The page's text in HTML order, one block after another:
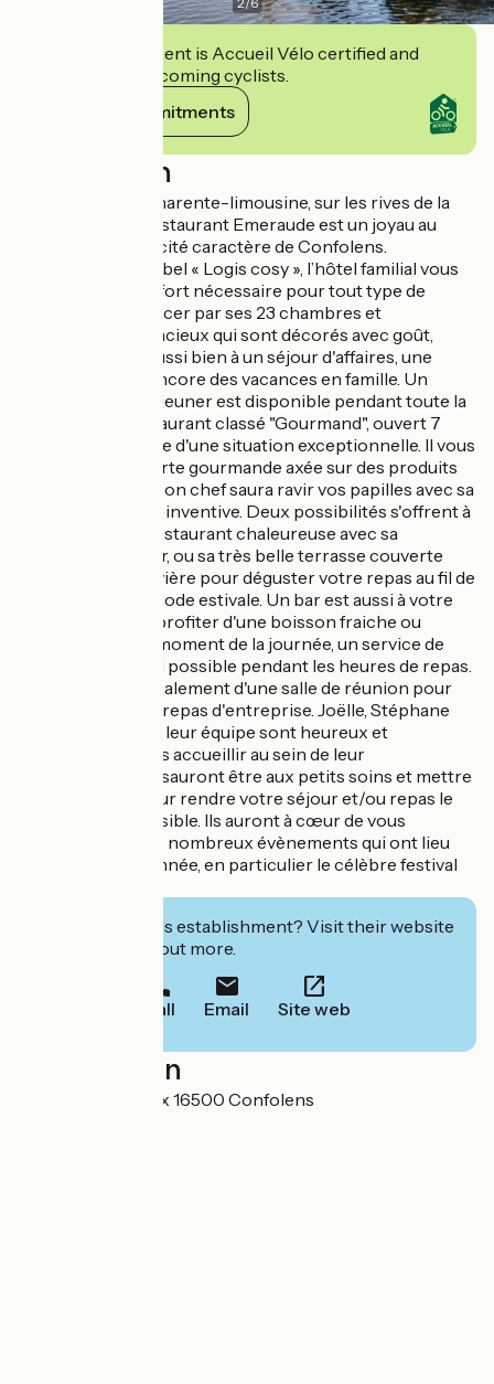
This establishment is Accueil Vélo certified and
commits to welcoming cyclists.
View its commitments
Description
Au centre de la Charente-limousine, sur les rives de la
Vienne, l'hôtel-restaurant Emeraude est un joyau au
cœur de la petite cité caractère de Confolens.
Appartenant au label « Logis cosy », l’hôtel familial vous
offrira tout le confort nécessaire pour tout type de
séjour. A commencer par ses 23 chambres et
appartements spacieux qui sont décorés avec goût,
convenant tout aussi bien à un séjour d'affaires, une
soirée étape ou encore des vacances en famille. Un
délicieux petit-déjeuner est disponible pendant toute la
matinée. Son restaurant classé "Gourmand", ouvert 7
jours sur 7, dispose d'une situation exceptionnelle. Il vous
proposera une carte gourmande axée sur des produits
frais de la région, son chef saura ravir vos papilles avec sa
cuisine raffinée et inventive. Deux possibilités s'offrent à
vous, sa salle de restaurant chaleureuse avec sa
cheminée en hiver, ou sa très belle terrasse couverte
surplombant la rivière pour déguster votre repas au fil de
l'eau durant la période estivale. Un bar est aussi à votre
disposition pour profiter d'une boisson fraiche ou
chaude à chaque moment de la journée, un service de
snacking est aussi possible pendant les heures de repas.
L'hôtel dispose également d'une salle de réunion pour
vos séminaires et repas d'entreprise. Joëlle, Stéphane
DEVOOS et toute leur équipe sont heureux et
impatients de vous accueillir au sein de leur
établissement. Ils sauront être aux petits soins et mettre
tout en œuvre pour rendre votre séjour et/ou repas le
plus agréable possible. Ils auront à cœur de vous
renseigner sur les nombreux évènements qui ont lieu
tout au long de l'année, en particulier le célèbre festival
Interested in this establishment? Visit their website
to book or find out more.
Call Email Site web
Localisation
20 Rue Emile Roux 16500 Confolens